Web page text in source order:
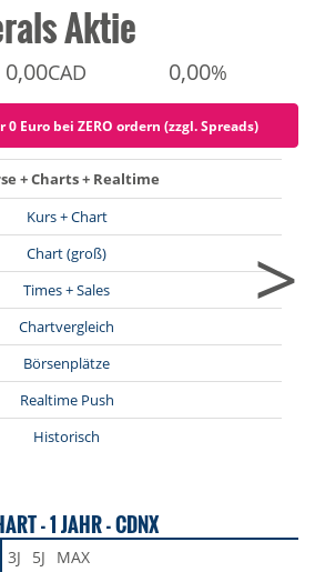
Aktie
0,00CAD 0,00%
Euro bei ZERO ordern (zzgl. Spreads)
+ Charts + Realtime
Kurs + Chart
Chart (groß)
Times + Sales
Chartvergleich
Börsenplätze
Realtime Push
Historisch
>
- 1 JAHR - CDNX
3J 5J MAX